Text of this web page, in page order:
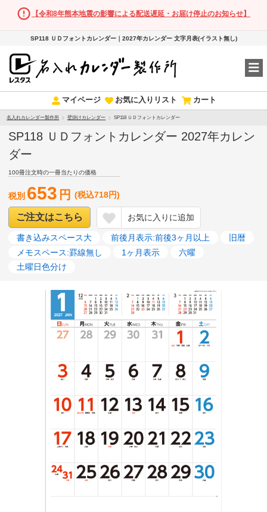
【令和8年熊本地震の影響による配送遅延・お届け停止のお知らせ】
SP118 ＵＤフォントカレンダー｜2027年カレンダー 文字月表(イラスト無し)
マイページ お気に入りリスト カート
名入れカレンダー製作所 壁掛けカレンダー SP118 ＵＤフォントカレンダー
SP118 ＵＤフォントカレンダー 2027年カレン
ダー
100冊注文時の一冊当たりの価格
税別 653 円 (税込718円)
ご注文はこちら お気に入りに追加
書き込みスペース大 前後月表示:前後3ヶ月以上
旧暦
メモスペース:罫線無し
1ヶ月表示
六曜
土曜日色分け